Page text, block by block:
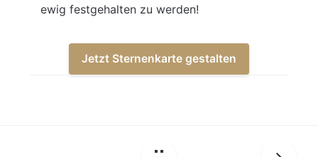
ewig festgehalten zu werden!
Jetzt Sternenkarte gestalten